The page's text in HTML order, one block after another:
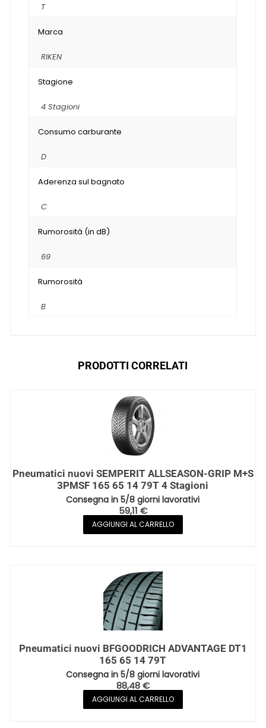
T
Marca
RIKEN
Stagione
4 Stagioni
Consumo carburante
D
Aderenza sul bagnato
C
Rumorosità (in dB)
69
Rumorosità
B
PRODOTTI CORRELATI
Pneumatici nuovi SEMPERIT ALLSEASON-GRIP M+S
3PMSF 165 65 14 79T 4 Stagioni
Consegna in 5/8 giorni lavorativi
59,11 €
AGGIUNGI AL CARRELLO
Pneumatici nuovi BFGOODRICH ADVANTAGE DT1
165 65 14 79T
Consegna in 5/8 giorni lavorativi
88,48€
AGGIUNGI AL CARRELLO